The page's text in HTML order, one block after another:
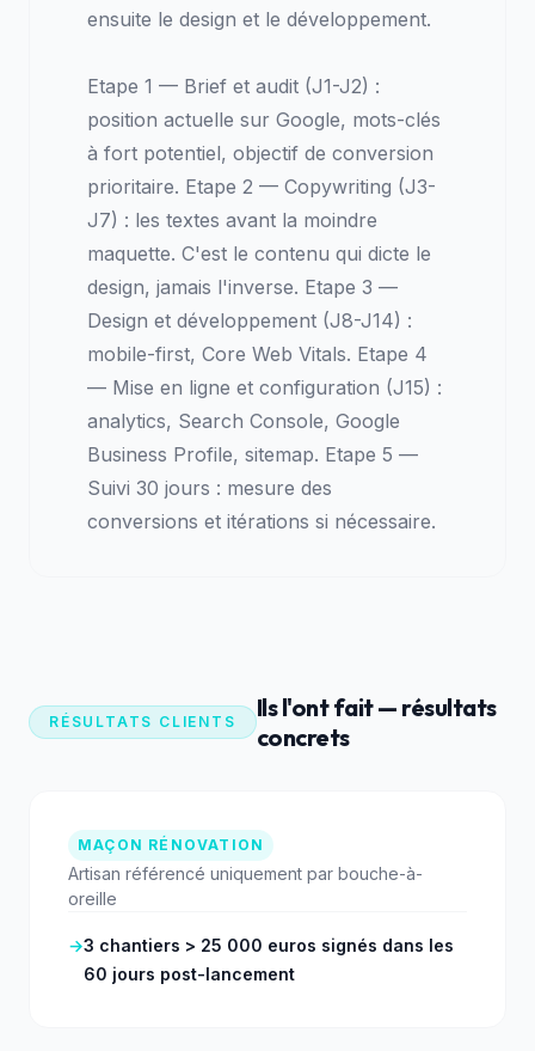
ensuite le design et le développement.
Etape 1 — Brief et audit (J1-J2) :
position actuelle sur Google, mots-clés
à fort potentiel, objectif de conversion
prioritaire. Etape 2 — Copywriting (J3-
J7) : les textes avant la moindre
maquette. C'est le contenu qui dicte le
design, jamais l'inverse. Etape 3 —
Design et développement (J8-J14) :
mobile-first, Core Web Vitals. Etape 4
— Mise en ligne et configuration (J15) :
analytics, Search Console, Google
Business Profile, sitemap. Etape 5 —
Suivi 30 jours : mesure des
conversions et itérations si nécessaire.
RÉSULTATS CLIENTS
Ils l'ont fait — résultats
concrets
MAÇON RÉNOVATION
Artisan référencé uniquement par bouche-à-
oreille
→3 chantiers > 25 000 euros signés dans les
60 jours post-lancement